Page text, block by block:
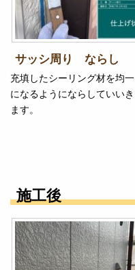
サッシ周り ならし
充填したシーリング材を均一
になるようにならしていいき
ます。
施工後